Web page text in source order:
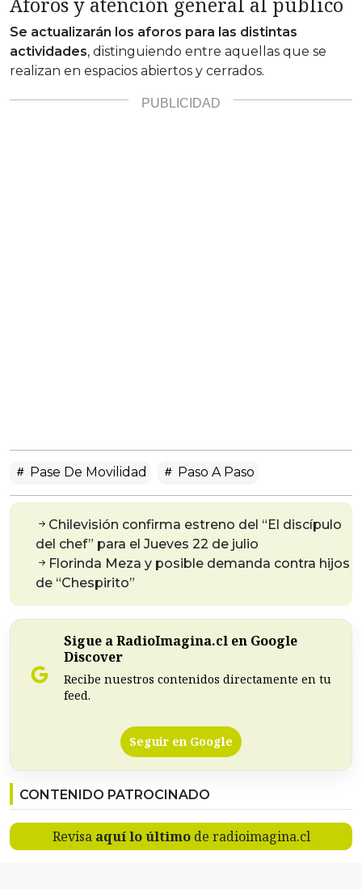
Se actualizarán los aforos para las distintas
actividades, distinguiendo entre aquellas que se
realizan en espacios abiertos y cerrados.
Pase De Movilidad Paso A Paso
Chilevisión confirma estreno del “El discípulo
del chef” para el Jueves 22 de julio
Florinda Meza y posible demanda contra hijos
de “Chespirito”
Sigue a RadioImagina.cl en Google
Discover
Recibe nuestros contenidos directamente en tu
feed.
Seguir en Google
CONTENIDO PATROCINADO
Revisa aquí lo últimode radioimagina.cl